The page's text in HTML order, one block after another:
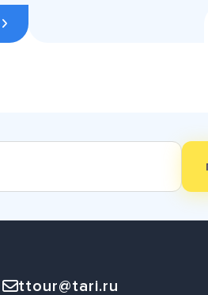
ttour@tari.ru